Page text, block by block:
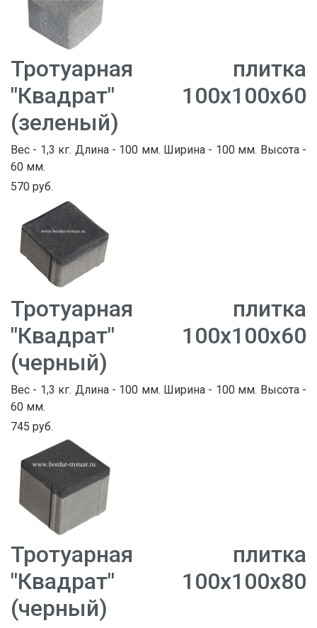
Тротуарная плитка
"Квадрат" 100х100х60
(зеленый)
Вес - 1,3 кг. Длина - 100 мм. Ширина - 100 мм. Высота -
60 мм.
570 руб.
Тротуарная плитка
"Квадрат" 100х100х60
(черный)
Вес - 1,3 кг. Длина - 100 мм. Ширина - 100 мм. Высота -
60 мм.
745 руб.
Тротуарная плитка
"Квадрат" 100х100х80
(черный)